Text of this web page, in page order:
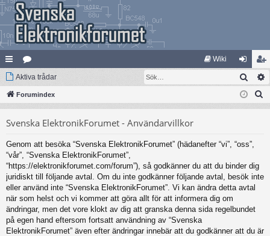
na
bb
ar
at
eg
Wiki
og
ga
li
m
Aktiva trådar Sök
Forumindex
Svenska ElektronikForumet - Användarvillkor
Genom att besöka “Svenska ElektronikForumet” (hädanefter “vi”, “oss”,
“vår”, “Svenska ElektronikForumet”,
“https://elektronikforumet.com/forum”), så godkänner du att du binder dig
juridiskt till följande avtal. Om du inte godkänner följande avtal, besök inte
eller använd inte “Svenska ElektronikForumet”. Vi kan ändra detta avtal
när som helst och vi kommer att göra allt för att informera dig om
ändringar, men det vore klokt av dig att granska denna sida regelbundet
på egen hand eftersom fortsatt användning av “Svenska
ElektronikForumet” även efter ändringar innebär att du godkänner att du är